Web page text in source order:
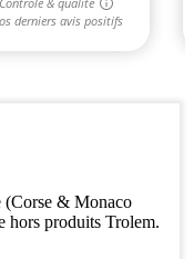
(Corse & Monaco
hors produits Trolem.